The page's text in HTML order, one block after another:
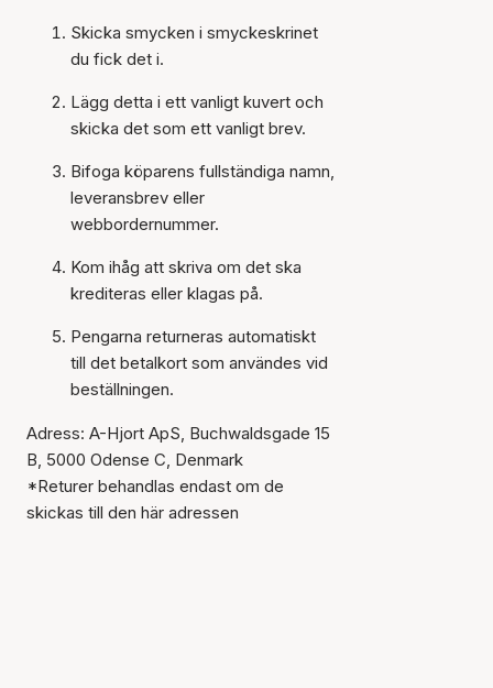
Skicka smycken i smyckeskrinet
du fick det i.
Lägg detta i ett vanligt kuvert och
skicka det som ett vanligt brev.
Bifoga köparens fullständiga namn,
leveransbrev eller
webbordernummer.
Kom ihåg att skriva om det ska
krediteras eller klagas på.
Pengarna returneras automatiskt
till det betalkort som användes vid
beställningen.
Adress: A-Hjort ApS, Buchwaldsgade 15
B, 5000 Odense C, Denmark
*Returer behandlas endast om de
skickas till den här adressen